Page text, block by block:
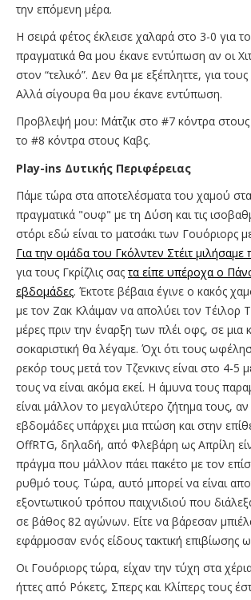
την επόμενη μέρα.
Η σειρά φέτος έκλεισε χαλαρά στο 3-0 για
πραγματικά θα μου έκανε εντύπωση αν οι
στον “τελικό”. Δεν θα με εξέπληττε, για
Αλλά σίγουρα θα μου έκανε εντύπωση.
Προβλεψή μου: Μάτζικ στο #7 κόντρα στους
το #8 κόντρα στους Καβς.
Play-ins Δυτικής Περιφέρειας
Πάμε τώρα στα αποτελέσματα του χαμού
πραγματικά "ουφ" με τη Δύση και τις
στόρι εδώ είναι το ματσάκι των Γουόριορς
Για την ομάδα του Γκόλντεν Στέιτ
για τους Γκρίζλις σαςτα είπε υπέροχα ο
εβδομάδες. Έκτοτε βέβαια έγινε ο κακός
με τον Ζακ Κλάιμαν να απολύει τον Τέιλορ
μέρες πριν την έναρξη των πλέι οφς, σε μια
σοκαριστική θα λέγαμε. Όχι ότι τους
ρεκόρ τους μετά τον Τζενκινς είναι στο 4-5
τους να είναι ακόμα εκεί. Η άμυνα τους
είναι μάλλον το μεγαλύτερο ζήτημα τους, αν
εβδομάδες υπάρχει μια πτώση και στην
OffRTG, δηλαδή, από Φλεβάρη ως Απρίλη
πράγμα που μάλλον πάει πακέτο με τον
ρυθμό τους. Τώρα, αυτό μπορεί να είναι
εξοντωτικού τρόπου παιχνιδιού που
σε βάθος 82 αγώνων. Είτε να βάρεσαν
εφάρμοσαν ενός είδους τακτική επιβίωσης
Οι Γουόριορς τώρα, είχαν την τύχη στα
ήττες από Ρόκετς, Σπερς και Κλίπερς τους